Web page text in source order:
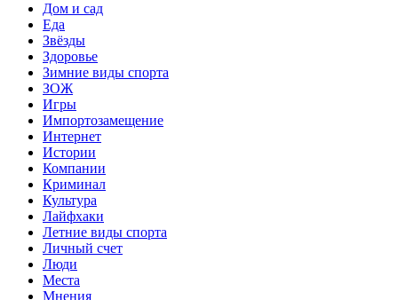
Дом и сад
Еда
Звёзды
Здоровье
Зимние виды спорта
ЗОЖ
Игры
Импортозамещение
Интернет
Истории
Компании
Криминал
Культура
Лайфхаки
Летние виды спорта
Личный счет
Люди
Места
Мнения